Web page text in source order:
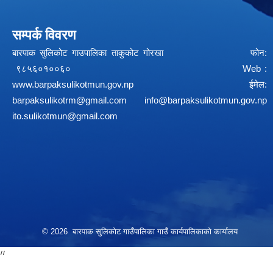
सम्पर्क विवरण
बारपाक सुलिकोट गाउपालिका ताकुकोट गोरखा फोन:
९८५६०१००६० Web :
www.barpaksulikotmun.gov.np
ईमेल:
barpaksulikotrm@gmail.com
info@barpaksulikotmun.gov.np
ito.sulikotmun@gmail.com
© 2026 बारपाक सुलिकोट गाउँपालिका गाउँ कार्यपालिकाको कार्यालय